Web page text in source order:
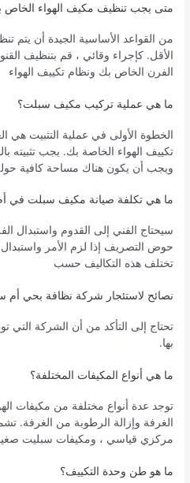
متى يجب تنظيف مكيف الهواء الخاص
من القواعد الأساسية الجيدة أن يتم
الأقل. كإجراء وقائي ، قم بتنظيف
الفرن الخاص بك ونظام تكييف الهواء
ما هي عملية تركيب مكيف سبلت؟
الخطوة الأولى في عملية التثبيت هي
تكييف الهواء الخاصة بك. يجب تثبيته
ويجب أن يكون هناك مساحة كافية
ما هي تكلفة صيانة مكيف سبلت في
سيحتاج الفني إلى القدوم واستبدال
حوض التصريف إذا لزم الأمر
تختلف هذه التكاليف حسب
نصائح لاستئجار شركة نظافة بحي أم
تحتاج إلى التأكد من أن الشركة التي
بها.
ما هي أنواع المكيفات المختلفة؟
توجد عدة أنواع مختلفة من مكيفات
الغرفة وإزالة الرطوبة من الغرفة.
مركزي قياسي ، ومكيفات سبليت
ما هو طن وحدة التكييف؟